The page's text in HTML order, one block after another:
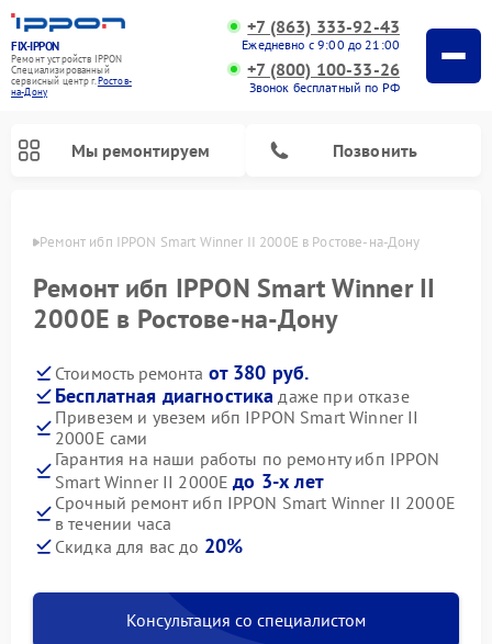
FIX-IPPON
Ремонт устройств IPPON
Специализированный
cервисный центр г.Ростов-
на-Дону
+7 (863) 333-92-43
Ежедневно с 9:00 до 21:00
+7 (800) 100-33-26
Звонок бесплатный по РФ
Мы ремонтируем Позвонить
Ремонт ибп IPPON Smart Winner II 2000E в Ростове-на-Дону
Ремонт ибп IPPON Smart Winner II
2000E в Ростове-на-Дону
Стоимость ремонта от 380 руб.
Бесплатная диагностика даже при отказе
Привезем и увезем ибп IPPON Smart Winner II
2000E сами
Гарантия на наши работы по ремонту ибп IPPON
Smart Winner II 2000Eдо 3-х лет
Срочный ремонт ибп IPPON Smart Winner II 2000E
в течении часа
Скидка для вас до 20%
Консультация со специалистом